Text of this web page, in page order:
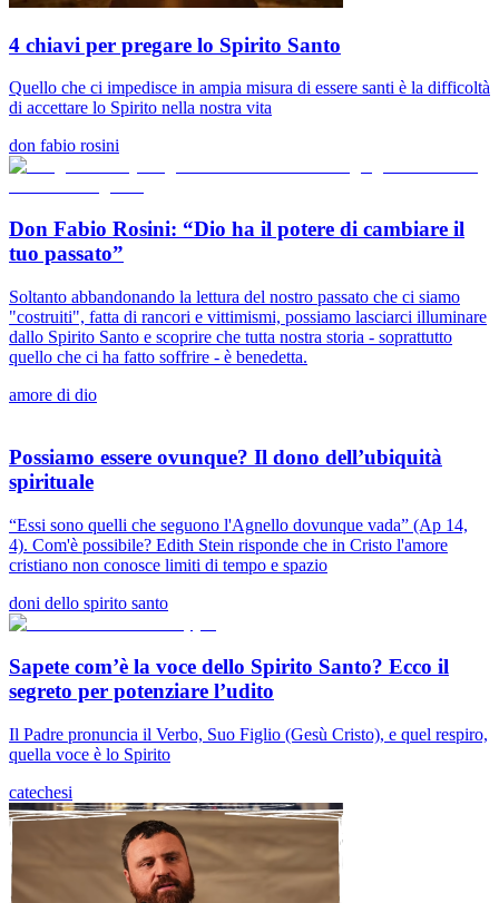
4 chiavi per pregare lo Spirito Santo
Quello che ci impedisce in ampia misura di essere santi è la difficoltà
di accettare lo Spirito nella nostra vita
don fabio rosini
Don Fabio Rosini: “Dio ha il potere di cambiare il
tuo passato”
Soltanto abbandonando la lettura del nostro passato che ci siamo
"costruiti", fatta di rancori e vittimismi, possiamo lasciarci illuminare
dallo Spirito Santo e scoprire che tutta nostra storia - soprattutto
quello che ci ha fatto soffrire - è benedetta.
amore di dio
Possiamo essere ovunque? Il dono dell’ubiquità
spirituale
“Essi sono quelli che seguono l'Agnello dovunque vada” (Ap 14,
4). Com'è possibile? Edith Stein risponde che in Cristo l'amore
cristiano non conosce limiti di tempo e spazio
doni dello spirito santo
Sapete com’è la voce dello Spirito Santo? Ecco il
segreto per potenziare l’udito
Il Padre pronuncia il Verbo, Suo Figlio (Gesù Cristo), e quel respiro,
quella voce è lo Spirito
catechesi